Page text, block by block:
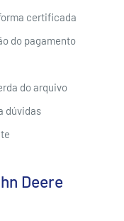
certificada
do pagamento
do arquivo
dúvidas
Deere